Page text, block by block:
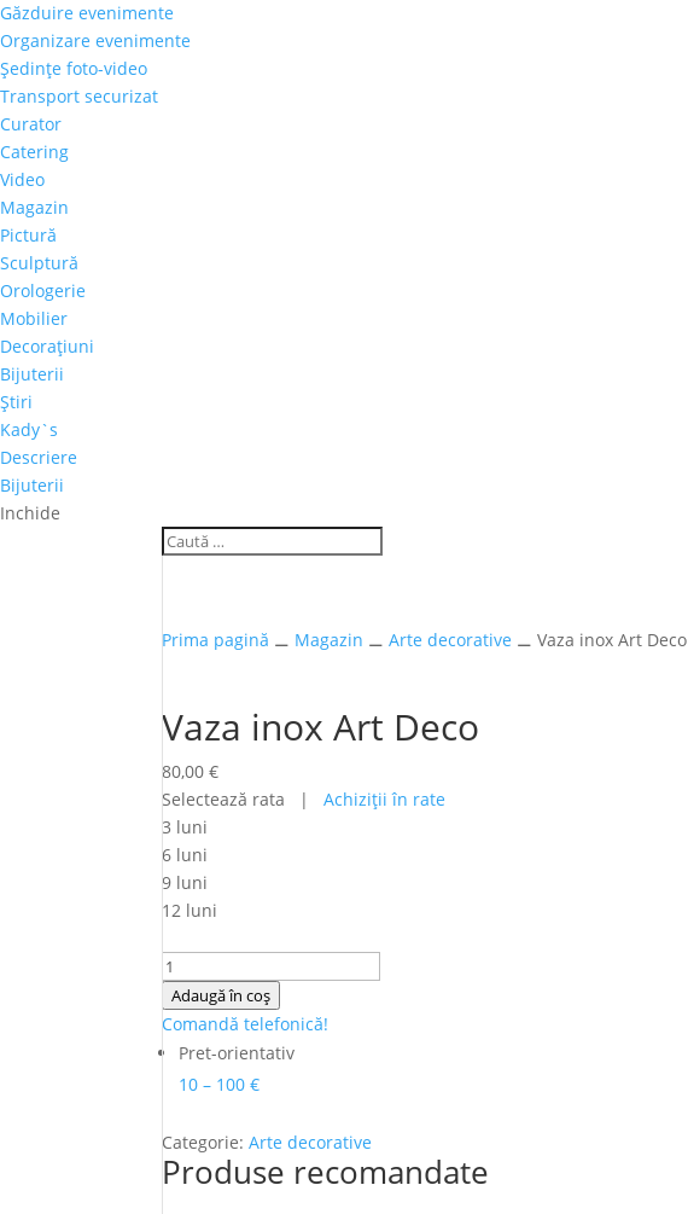
Găzduire evenimente
Organizare evenimente
Şedinţe foto-video
Transport securizat
Curator
Catering
Video
Magazin
Pictură
Sculptură
Orologerie
Mobilier
Decoraţiuni
Bijuterii
Ştiri
Kady`s
Descriere
Bijuterii
Inchide
Prima pagină ⚊ Magazin ⚊Arte decorative ⚊ Vaza inox Art Deco
Vaza inox Art Deco
80,00€
Selectează rata |Achiziţii în rate
3 luni
6 luni
9 luni
12 luni
Cantitate
Vaza
inox
Art
Deco
Adaugă în coș
Comandă telefonică!
Pret-orientativ
10 – 100 €
Categorie:Arte decorative
Produse recomandate